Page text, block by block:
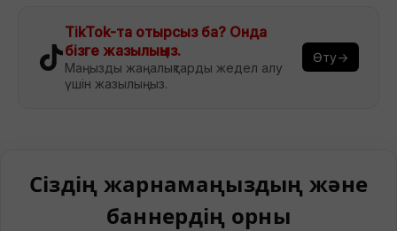
TikTok-та отырсыз ба? Онда
бізге жазылыңыз.
Маңызды жаңалықтарды жедел алу
үшін жазылыңыз.
Өту→
Сіздің жарнамаңыздың және
баннердің орны